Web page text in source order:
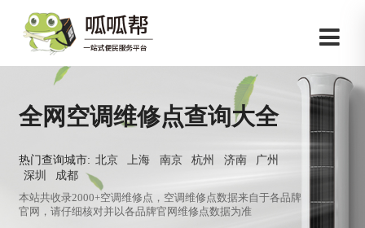
全网空调维修点查询大全
热门查询城市: 北京 上海 南京 杭州 济南
广州
深圳
成都
本站共收录2000+空调维修点，空调维修点数据来自于各品牌
官网，请仔细核对并以各品牌官网维修点数据为准